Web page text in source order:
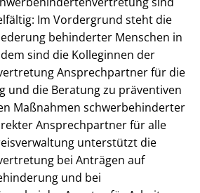
Im Vordergrund steht die
behinderter Menschen in
sind die Kolleginnen der
Ansprechpartner für die
und die Beratung zu präventiven
Maßnahmen schwerbehinderter
Ansprechpartner für alle
unterstützt die
bei Anträgen auf
und bei